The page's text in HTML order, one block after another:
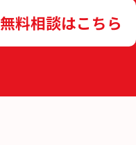
無料相談はこちら